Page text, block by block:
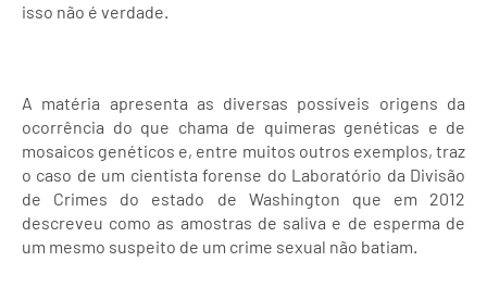
isso não é verdade.
A matéria apresenta as diversas possíveis origens da
ocorrência do que chama de quimeras genéticas e de
mosaicos genéticos e, entre muitos outros exemplos, traz
o caso de um cientista forense do Laboratório da Divisão
de Crimes do estado de Washington que em 2012
descreveu como as amostras de saliva e de esperma de
um mesmo suspeito de um crime sexual não batiam.